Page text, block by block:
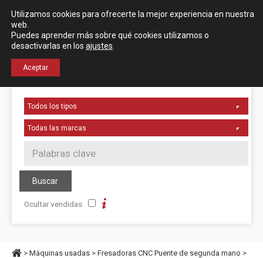
Localización Español English
Ocultar vendidas
> Máquinas usadas > Fresadoras CNC Puente de segunda mano >
Utilizamos cookies para ofrecerte la mejor experiencia en nuestra
web.
Puedes aprender más sobre qué cookies utilizamos o
desactivarlas en los ajustes
Aceptar